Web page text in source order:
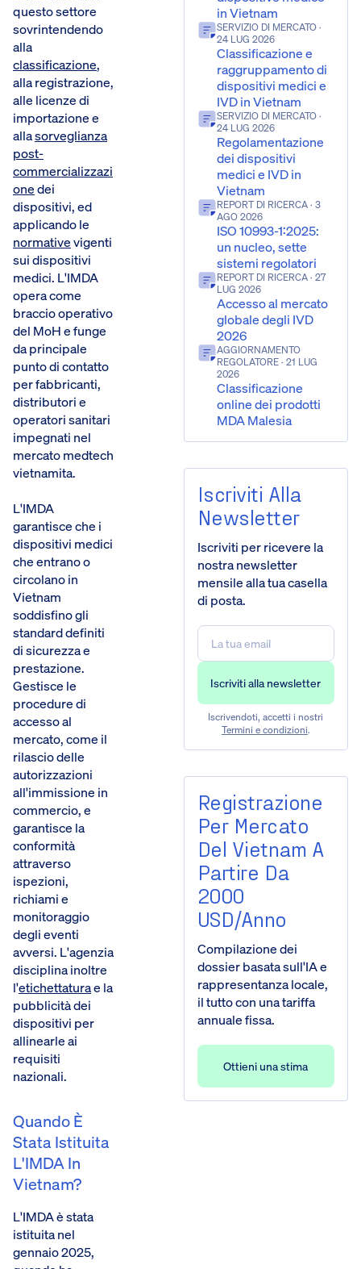
questo settore
sovrintendendo
alla
classificazione,
alla registrazione,
alle licenze di
importazione e
allasorveglianza
post-
commercializzazi
onedei
dispositivi, ed
applicando le
normativevigenti
sui dispositivi
medici. L'IMDA
opera come
braccio operativo
del MoH e funge
da principale
punto di contatto
per fabbricanti,
distributori e
operatori sanitari
impegnati nel
mercato medtech
vietnamita.
L'IMDA
garantisce che i
dispositivi medici
che entrano o
circolano in
Vietnam
soddisfino gli
standard definiti
di sicurezza e
prestazione.
Gestisce le
procedure di
accesso al
mercato, come il
rilascio delle
autorizzazioni
all'immissione in
commercio, e
garantisce la
conformità
attraverso
ispezioni,
richiami e
monitoraggio
degli eventi
avversi. L'agenzia
disciplina inoltre
l'etichettaturae la
pubblicità dei
dispositivi per
allinearle ai
requisiti
nazionali.
Quando È
Stata Istituita
L'IMDA In
Vietnam?
L'IMDA è stata
istituita nel
gennaio 2025,
in Vietnam
SERVIZIO DI MERCATO·
24 LUG 2026
Classificazione e
raggruppamento di
dispositivi medici e
IVD in Vietnam
SERVIZIO DI MERCATO·
24 LUG 2026
Regolamentazione
dei dispositivi
medici e IVD in
Vietnam
REPORT DI RICERCA· 3
AGO 2026
ISO 10993-1:2025:
un nucleo, sette
sistemi regolatori
REPORT DI RICERCA· 27
LUG 2026
Accesso al mercato
globale degli IVD
2026
AGGIORNAMENTO
REGOLATORE· 21 LUG
2026
Classificazione
online dei prodotti
MDA Malesia
Iscriviti Alla
Newsletter
Iscriviti per ricevere la
nostra newsletter
mensile alla tua casella
di posta.
Iscrivendoti, accetti i nostri
Termini e condizioni.
Registrazione
Per Mercato
Del Vietnam A
Partire Da
2000
USD/anno
Compilazione dei
dossier basata sull'IA e
rappresentanza locale,
il tutto con una tariffa
annuale fissa.
Ottieni una stima